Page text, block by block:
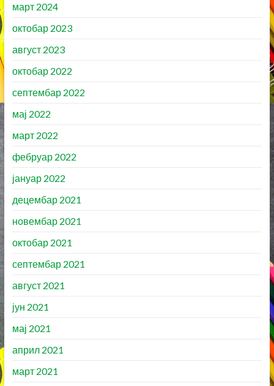
март 2024
октобар 2023
август 2023
октобар 2022
септембар 2022
мај 2022
март 2022
фебруар 2022
јануар 2022
децембар 2021
новембар 2021
октобар 2021
септембар 2021
август 2021
јун 2021
мај 2021
април 2021
март 2021